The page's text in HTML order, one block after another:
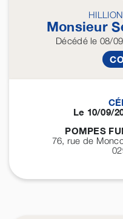
Monsieur
Décédéle 08/
Le 10/09/
POMPES
76, rue de